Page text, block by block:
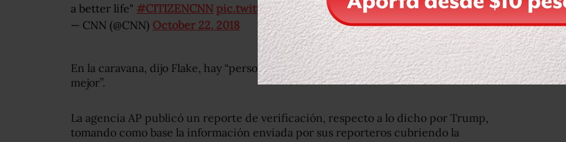
a better life" #CITIZENCNN pic.twitter.com/PagwvTmJ1C
— CNN (@CNN) October 22, 2018
En la caravana, dijo Flake, hay “personas que huyen de la violencia o buscan una vida
mejor”.
La agencia AP publicó un reporte de verificación, respecto a lo dicho por Trump,
tomando como base la información enviada por sus reporteros cubriendo la